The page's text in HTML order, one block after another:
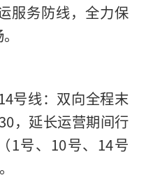
服务防线，全力保
号线：双向全程末
，延长运营期间行
1号、10号、14号